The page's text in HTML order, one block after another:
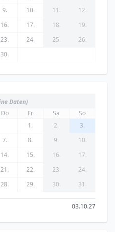
9. 10. 11.
12.
16. 17. 18.
19.
23. 24. 25.
26.
30.
Daten)
Do Fr Sa
So
1.
2.
3.
7. 8. 9.
10.
14. 15. 16.
17.
21. 22. 23.
24.
28. 29. 30. 31.
03.10.27